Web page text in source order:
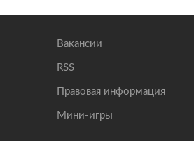
Вакансии
RSS
Правовая информация
Мини-игры